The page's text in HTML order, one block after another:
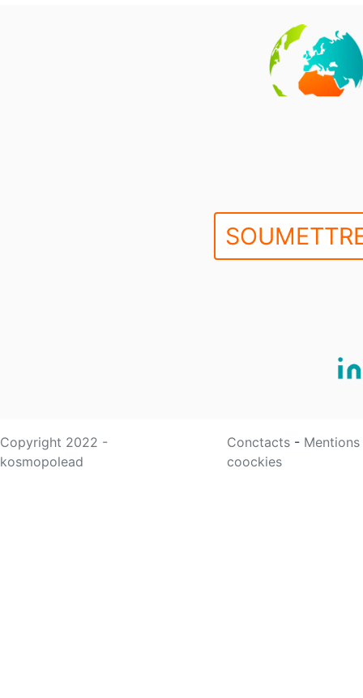
Copyright 2022 -
kosmopolead
Conctacts -
coockies